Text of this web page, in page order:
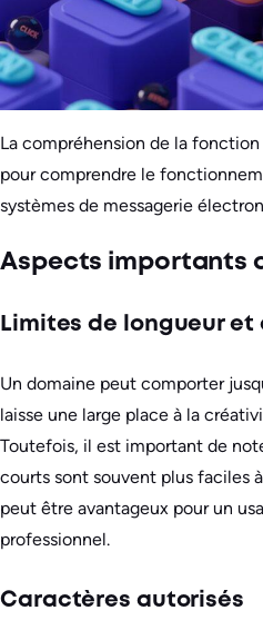
La compréhension de la
pour comprendre le
systèmes de messagerie
Aspects importants
Limites de longueur
Un domaine peut comporter
laisse une large place à la
Toutefois, il est important de
courts sont souvent plus faciles
peut être avantageux pour un
professionnel.
Caractères autorisés